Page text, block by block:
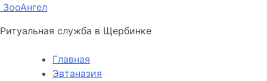
ЗооАнгел
Ритуальная служба в Щербинке
Главная
Эвтаназия